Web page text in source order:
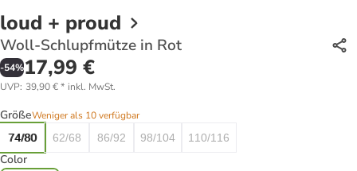
loud + proud
Woll-Schlupfmütze in Rot
-54%17,99 €
UVP: 39,90 €* inkl. MwSt.
GrößeWeniger als 10 verfügbar
74/80
62/68 86/92 98/104 110/116
Color